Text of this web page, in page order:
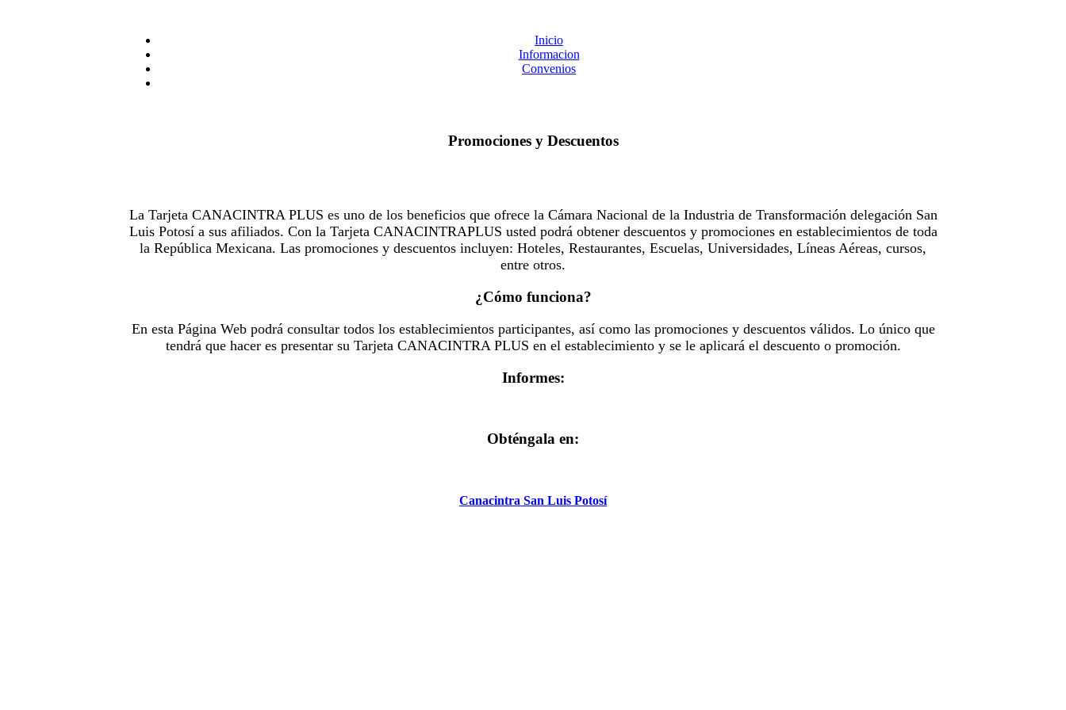
Inicio
Informacion
Convenios
Promociones y Descuentos
La Tarjeta CANACINTRA PLUS es uno de los beneficios que ofrece la Cámara Nacional de la Industria de Transformación delegación San
Luis Potosí a sus afiliados. Con la Tarjeta CANACINTRAPLUS usted podrá obtener descuentos y promociones en establecimientos de toda
la República Mexicana. Las promociones y descuentos incluyen: Hoteles, Restaurantes, Escuelas, Universidades, Líneas Aéreas, cursos,
entre otros.
¿Cómo funciona?
En esta Página Web podrá consultar todos los establecimientos participantes, así como las promociones y descuentos válidos. Lo único que
tendrá que hacer es presentar su Tarjeta CANACINTRA PLUS en el establecimiento y se le aplicará el descuento o promoción.
Informes:
Obténgala en:
Canacintra San Luis Potosí